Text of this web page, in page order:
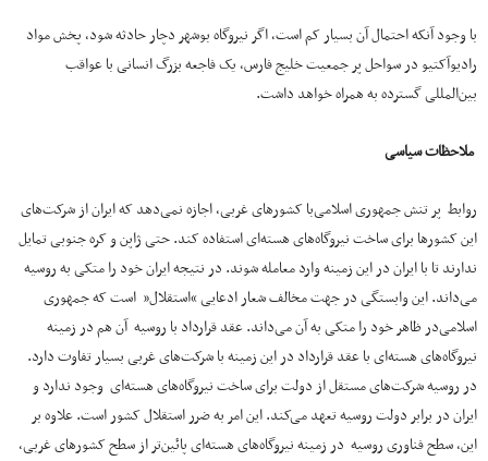
با وجود آنکه احتمال آن بسیار کم است، اگر نیروگاه بوشهر دچار حادثه شود، پخش مواد
رادیوآکتیو در سواحل پر جمعیت خلیج فارس، یک فاجعه بزرگ انسانی با عواقب
بین‌المللی گسترده به همراه خواهد داشت.
ملاحظات سیاسی
روابط پر تنش جمهوری اسلامی‌با کشورهای غربی، اجازه نمی‌دهد که ایران از شرکت‌های
این کشورها برای ساخت نیروگاه‌های هسته‌ای استفاده کند. حتی ژاپن و کره جنوبی تمایل
ندارند تا با ایران در این زمینه وارد معامله شوند. در نتیجه ایران خود را متکی به روسیه
می‌داند. این وابستگی در جهت مخالف شعار ادعایی “استقلال” است که جمهوری
اسلامی‌در ظاهر خود را متکی به آن می‌داند. عقد قرارداد با روسیه آن هم در زمینه
نیروگاه‌های هسته‌ای با عقد قرارداد در این زمینه با شرکت‌های غربی بسیار تفاوت دارد.
در روسیه شرکت‌های مستقل از دولت برای ساخت نیروگاه‌های هسته‌ای وجود ندارد و
ایران در برابر دولت روسیه تعهد می‌کند. این امر به ضرر استقلال کشور است. علاوه بر
این، سطح فناوری روسیه در زمینه نیروگاه‌های هسته‌ای پائین‌تر از سطح کشورهای غربی،